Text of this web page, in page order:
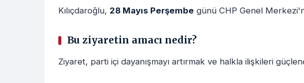
Kılıçdaroğlu, 28 Mayıs Perşembe günü CHP Genel
Bu ziyaretin amacı nedir?
Ziyaret, parti içi dayanışmayı artırmak ve halkla ilişkileri